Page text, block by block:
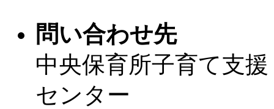
問い合わせ先
中央保育所子育て支援
センター